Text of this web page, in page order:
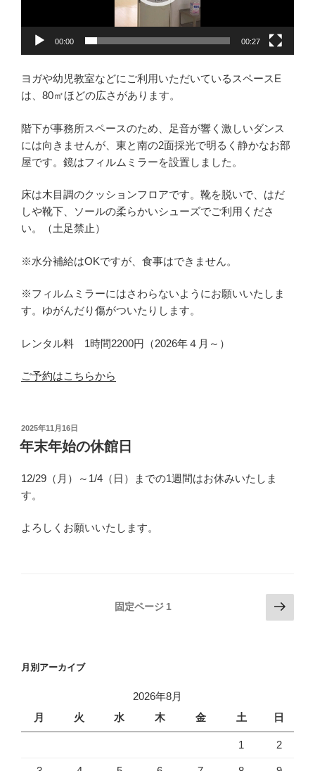
00:00 00:27
ヨガや幼児教室などにご利用いただいているスペースE
は、80㎡ほどの広さがあります。
階下が事務所スペースのため、足音が響く激しいダンス
には向きませんが、東と南の2面採光で明るく静かなお部
屋です。鏡はフィルムミラーを設置しました。
床は木目調のクッションフロアです。靴を脱いで、はだ
しや靴下、ソールの柔らかいシューズでご利用くださ
い。（土足禁止）
※水分補給はOKですが、食事はできません。
※フィルムミラーにはさわらないようにお願いいたしま
す。ゆがんだり傷がついたりします。
レンタル料 1時間2200円（2026年４月～）
ご予約はこちらから
投
稿
日:
2025年11月16日
年末年始の休館日
12/29（月）～1/4（日）までの1週間はお休みいたしま
す。
よろしくお願いいたします。
ペ
送
固定ページ 1
次
の
月別アーカイブ
2026年8月
月
火 水 木 金 土 日
1 2